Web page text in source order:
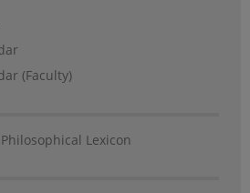
(Faculty)
Lexicon